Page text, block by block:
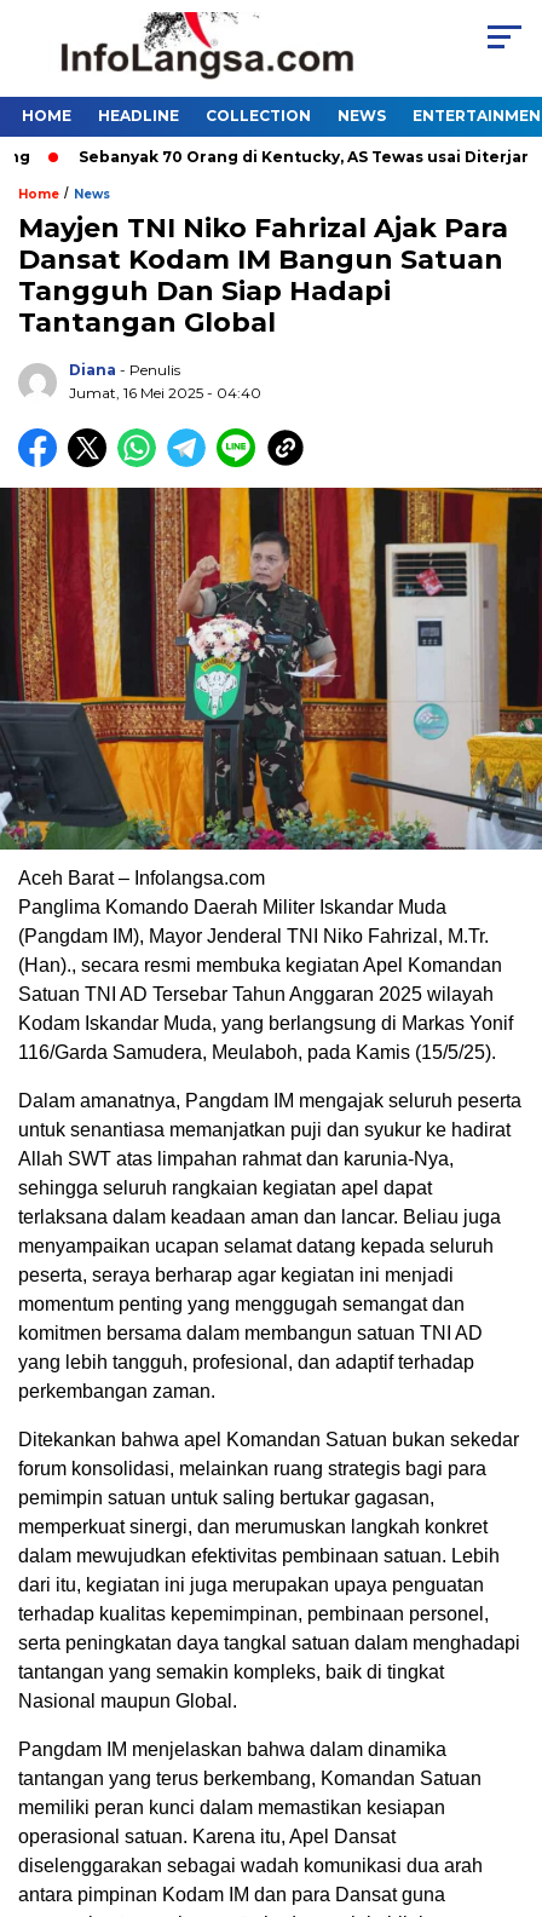
HOME HEADLINE COLLECTION NEWS
Sebanyak 70 Orang di Kentucky, AS Tewas usai Diterjang
Home / News
Mayjen TNI Niko Fahrizal Ajak Para
Dansat Kodam IM Bangun Satuan
Tangguh Dan Siap Hadapi
Tantangan Global
Diana - Penulis
Jumat, 16 Mei 2025 - 04:40
Aceh Barat – Infolangsa.com
Panglima Komando Daerah Militer Iskandar Muda
(Pangdam IM), Mayor Jenderal TNI Niko Fahrizal, M.Tr.
(Han)., secara resmi membuka kegiatan Apel Komandan
Satuan TNI AD Tersebar Tahun Anggaran 2025 wilayah
Kodam Iskandar Muda, yang berlangsung di Markas Yonif
116/Garda Samudera, Meulaboh, pada Kamis (15/5/25).
Dalam amanatnya, Pangdam IM mengajak seluruh peserta
untuk senantiasa memanjatkan puji dan syukur ke hadirat
Allah SWT atas limpahan rahmat dan karunia-Nya,
sehingga seluruh rangkaian kegiatan apel dapat
terlaksana dalam keadaan aman dan lancar. Beliau juga
menyampaikan ucapan selamat datang kepada seluruh
peserta, seraya berharap agar kegiatan ini menjadi
momentum penting yang menggugah semangat dan
komitmen bersama dalam membangun satuan TNI AD
yang lebih tangguh, profesional, dan adaptif terhadap
perkembangan zaman.
Ditekankan bahwa apel Komandan Satuan bukan sekedar
forum konsolidasi, melainkan ruang strategis bagi para
pemimpin satuan untuk saling bertukar gagasan,
memperkuat sinergi, dan merumuskan langkah konkret
dalam mewujudkan efektivitas pembinaan satuan. Lebih
dari itu, kegiatan ini juga merupakan upaya penguatan
terhadap kualitas kepemimpinan, pembinaan personel,
serta peningkatan daya tangkal satuan dalam menghadapi
tantangan yang semakin kompleks, baik di tingkat
Nasional maupun Global.
Pangdam IM menjelaskan bahwa dalam dinamika
tantangan yang terus berkembang, Komandan Satuan
memiliki peran kunci dalam memastikan kesiapan
operasional satuan. Karena itu, Apel Dansat
diselenggarakan sebagai wadah komunikasi dua arah
antara pimpinan Kodam IM dan para Dansat guna